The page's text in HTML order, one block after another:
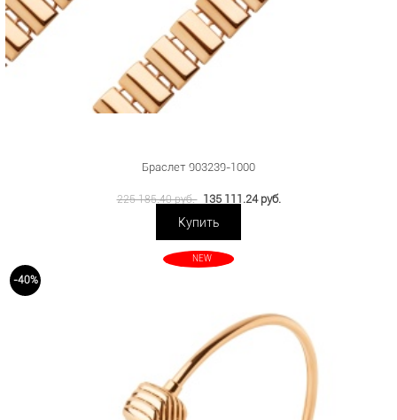
Браслет 903239-1000
225 185.40 руб. 135 111.24 руб.
Купить
-40%
NEW